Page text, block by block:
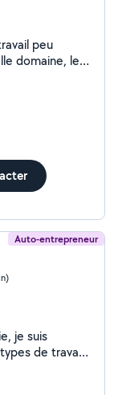
peu
domaine, le
Auto-entrepreneur
je suis
de travaux
de massifs,